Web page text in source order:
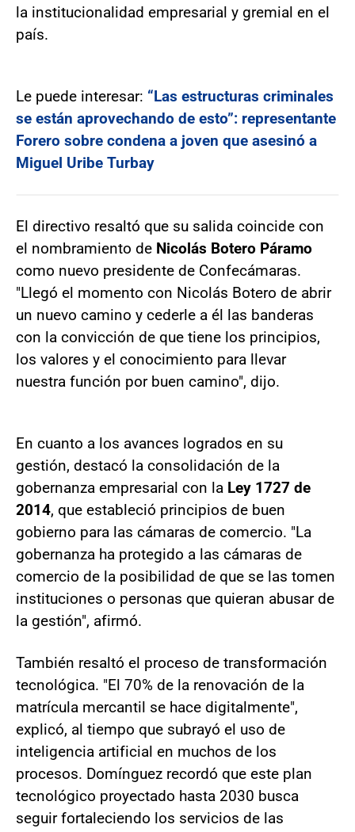
la institucionalidad empresarial y gremial en el
país.
Le puede interesar: “Las estructuras criminales
se están aprovechando de esto”: representante
Forero sobre condena a joven que asesinó a
Miguel Uribe Turbay
El directivo resaltó que su salida coincide con
el nombramiento de Nicolás Botero Páramo
como nuevo presidente de Confecámaras.
"Llegó el momento con Nicolás Botero de abrir
un nuevo camino y cederle a él las banderas
con la convicción de que tiene los principios,
los valores y el conocimiento para llevar
nuestra función por buen camino", dijo.
En cuanto a los avances logrados en su
gestión, destacó la consolidación de la
gobernanza empresarial con la Ley 1727 de
2014, que estableció principios de buen
gobierno para las cámaras de comercio. "La
gobernanza ha protegido a las cámaras de
comercio de la posibilidad de que se las tomen
instituciones o personas que quieran abusar de
la gestión", afirmó.
También resaltó el proceso de transformación
tecnológica. "El 70% de la renovación de la
matrícula mercantil se hace digitalmente",
explicó, al tiempo que subrayó el uso de
inteligencia artificial en muchos de los
procesos. Domínguez recordó que este plan
tecnológico proyectado hasta 2030 busca
seguir fortaleciendo los servicios de las